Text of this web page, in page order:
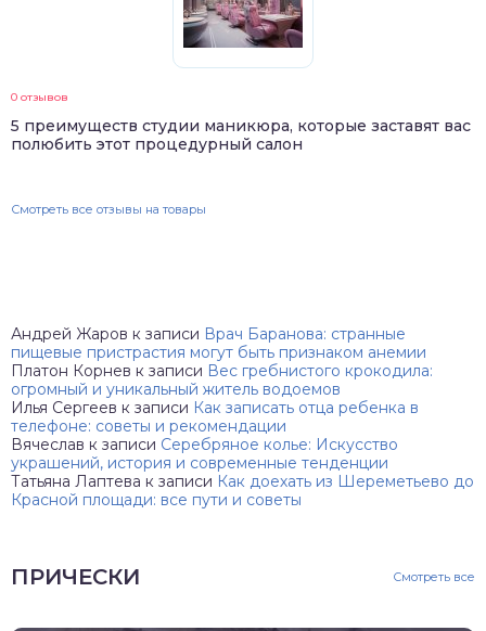
0 отзывов
5 преимуществ студии маникюра, которые заставят вас
полюбить этот процедурный салон
Смотреть все отзывы на товары
Андрей Жаров к записи Врач Баранова: странные
пищевые пристрастия могут быть признаком анемии
Платон Корнев к записи Вес гребнистого крокодила:
огромный и уникальный житель водоемов
Илья Сергеев к записи Как записать отца ребенка в
телефоне: советы и рекомендации
Вячеслав к записи Серебряное колье: Искусство
украшений, история и современные тенденции
Татьяна Лаптева к записи Как доехать из Шереметьево до
Красной площади: все пути и советы
ПРИЧЕСКИ Смотреть все